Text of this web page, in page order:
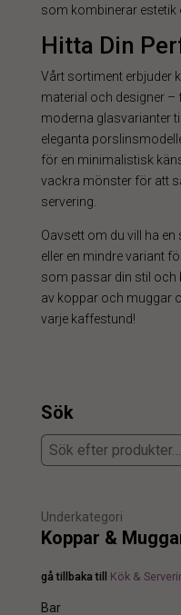
som kombinerar estetik
Hitta Din
Vårt sortiment erbjuder
material och designer
moderna glasvarianter
eleganta
för en minimalistisk
vackra mönster för att
servering.
Oavsett om du vill ha
eller en mindre variant
som passar din stil och
av koppar och muggar
varje kaffestund!
Sök
Underkategori
Koppar &
gå tillbaka till Kök &
Bar